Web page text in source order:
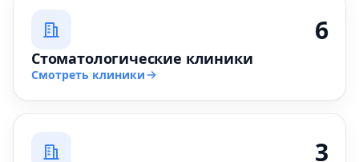
6
Стоматологические клиники
Смотреть клиники
3